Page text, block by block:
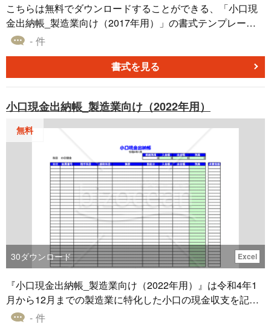
こちらは無料でダウンロードすることができる、「小口現
金出納帳_製造業向け（2017年用）」の書式テンプレート
です。 小口現金出納帳は、小口現金（経費精算のために手
にするための帳簿です。 小口現金の収支の正確な記録や経
費・予算管理などに、本テンプレートをご利用いただけま
- 件
書式を見る
小口現金出納帳_製造業向け（2022年用）
無料
30ダウンロード Excel
『小口現金出納帳_製造業向け（2022年用）』は令和4年1
月から12月までの製造業に特化した小口の現金収支を記録
する帳簿です。特に製造業では、原材料の購入、雑費、機
- 件